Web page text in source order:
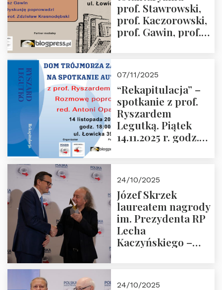
godz. 18:00.
prof. Stawrowski,
prof. Kaczorowski,
prof. Gawin, prof.
07/11/2025
“Rekapitulacja” –
spotkanie z prof.
Ryszardem
Legutką. Piątek
14.11.2025 r. godz.
24/10/2025
Józef Skrzek
laureatem nagrody
im. Prezydenta RP
Lecha
Kaczyńskiego –
24/10/2025